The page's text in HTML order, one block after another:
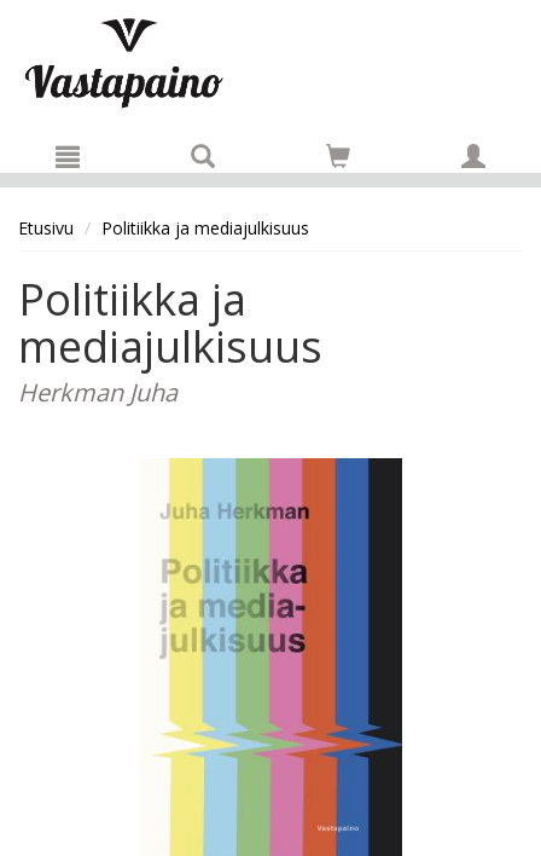
Etusivu Politiikka ja mediajulkisuus
Politiikka ja
mediajulkisuus
Herkman Juha